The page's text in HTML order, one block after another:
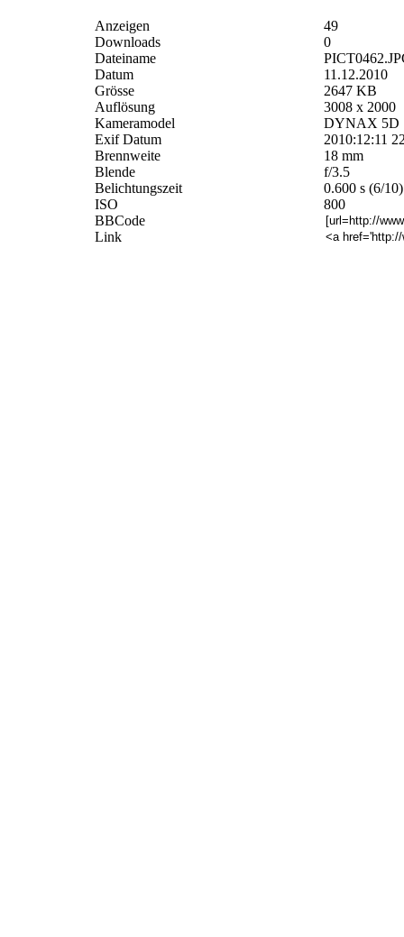
Anzeigen
49
Downloads
0
Dateiname
Datum
11.12.2010
Grösse
2647 KB
Auflösung
3008 x 2000
Kameramodel
DYNAX 5D
Exif Datum
2010:12:11
Brennweite
18 mm
Blende
f/3.5
Belichtungszeit
0.600 s (6/10)
ISO
800
BBCode
Link